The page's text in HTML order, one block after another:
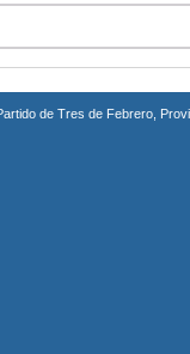
de Tres de Febrero,